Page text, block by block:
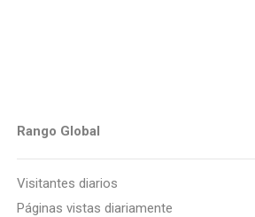
Rango Global
Visitantes diarios
Páginas vistas diariamente